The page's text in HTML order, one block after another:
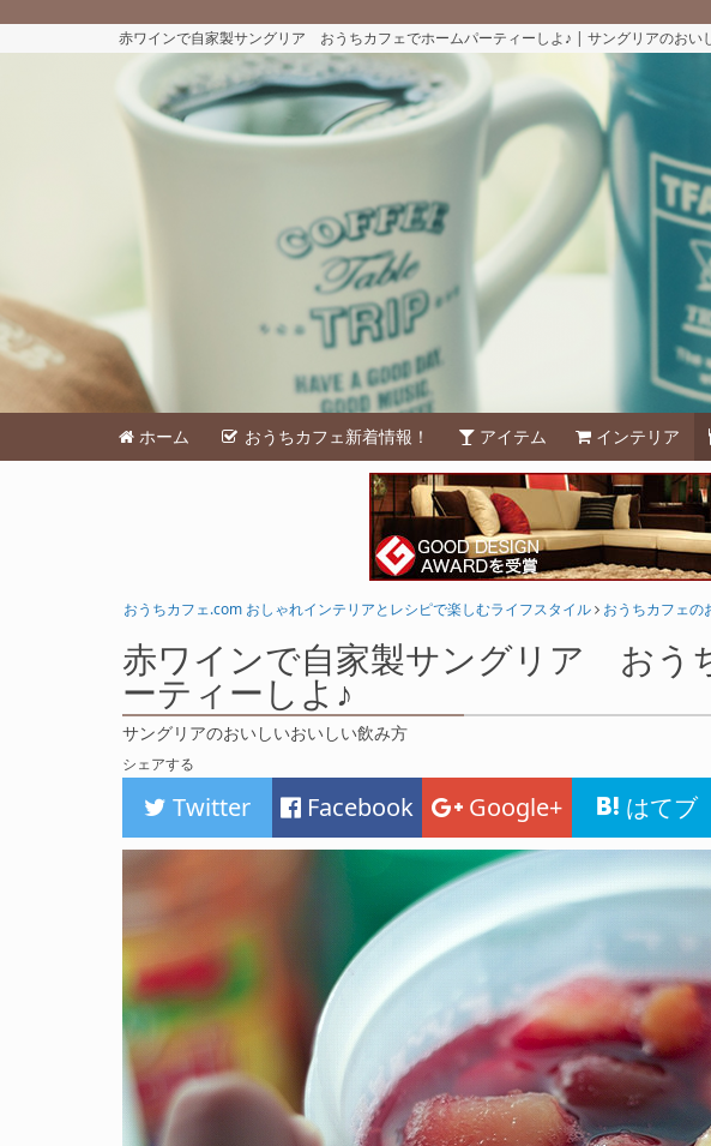
赤ワインで自家製サングリア おうちカフェでホームパーティーしよ♪ | サングリアのおい
おうちカフェ.com おしゃれインテリアとレシピで楽しむライフスタイル おうちカフェの
赤ワインで自家製サングリア おう
ーティーしよ♪
サングリアのおいしいおいしい飲み方
シェアする
Twitter Facebook Google+ はてブ
ホーム おうちカフェ新着情報！ アイテム インテリア